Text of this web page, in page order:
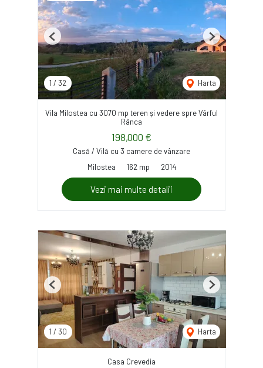
1 / 32 Harta
Previous Next
Vila Milostea cu 3070 mp teren și vedere spre Vârful
Rânca
198,000 €
Casă / Vilă cu 3 camere de vânzare
Milostea
162 mp 2014
Vezi mai multe detalii
1 / 30 Harta
Previous Next
Casa Crevedia